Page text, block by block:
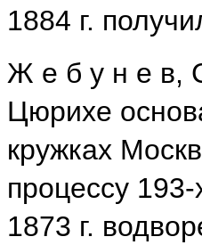
1884 г.
Ж е б у н е в,
Цюрихе
кружках
процессу
1873 г.